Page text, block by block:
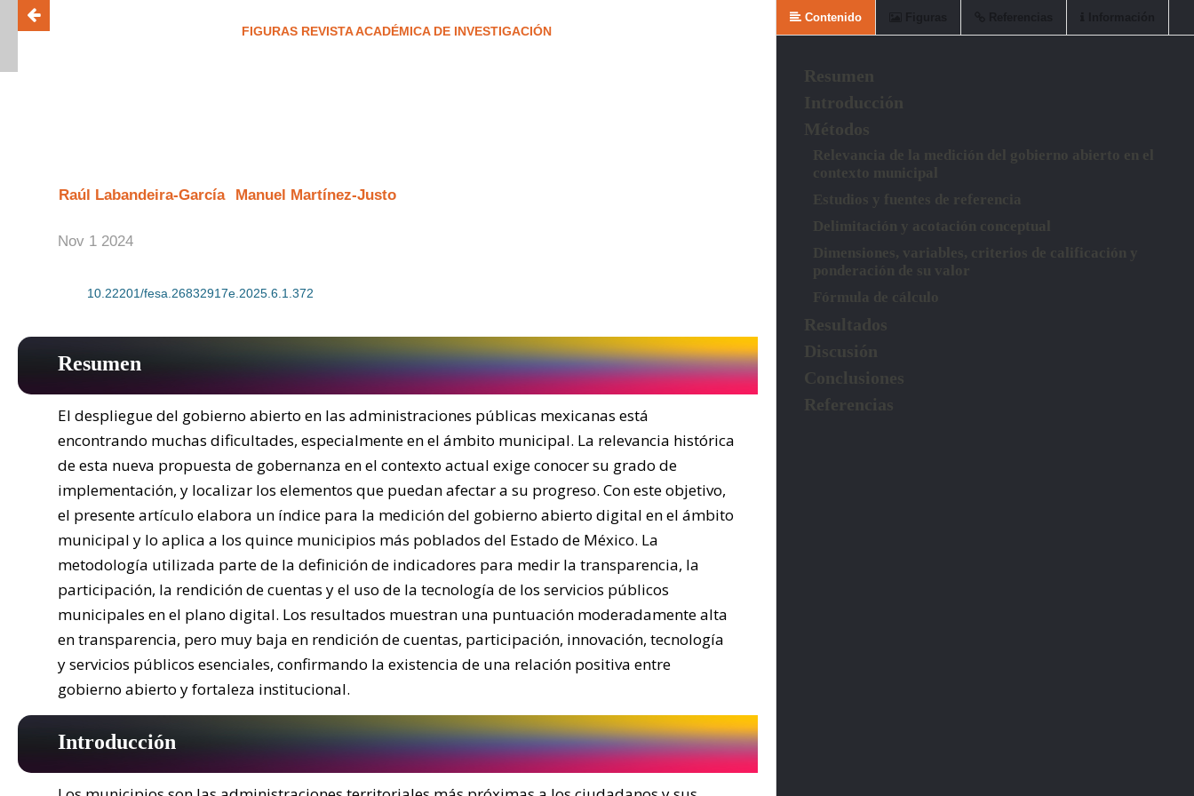
FIGURAS REVISTA ACADÉMICA DE INVESTIGACIÓN
Raúl Labandeira-García Manuel Martínez-Justo
Nov 1 2024
10.22201/fesa.26832917e.2025.6.1.372
Resumen
El despliegue del gobierno abierto en las administraciones públicas mexicanas está
encontrando muchas dificultades, especialmente en el ámbito municipal. La relevancia histórica
de esta nueva propuesta de gobernanza en el contexto actual exige conocer su grado de
implementación, y localizar los elementos que puedan afectar a su progreso. Con este objetivo,
el presente artículo elabora un índice para la medición del gobierno abierto digital en el ámbito
municipal y lo aplica a los quince municipios más poblados del Estado de México. La
metodología utilizada parte de la definición de indicadores para medir la transparencia, la
participación, la rendición de cuentas y el uso de la tecnología de los servicios públicos
municipales en el plano digital. Los resultados muestran una puntuación moderadamente alta
en transparencia, pero muy baja en rendición de cuentas, participación, innovación, tecnología
y servicios públicos esenciales, confirmando la existencia de una relación positiva entre
gobierno abierto y fortaleza institucional.
Introducción
Resumen
Métodos
Relevancia de la medición del gobierno abierto en el
contexto municipal
Estudios y fuentes de referencia
Delimitación y acotación conceptual
Dimensiones, variables, criterios de calificación y
ponderación de su valor
Fórmula de cálculo
Resultados
Discusión
Conclusiones
Referencias
Contenido